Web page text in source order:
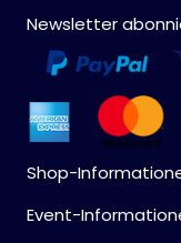
Newsletter
Shop-
Event-